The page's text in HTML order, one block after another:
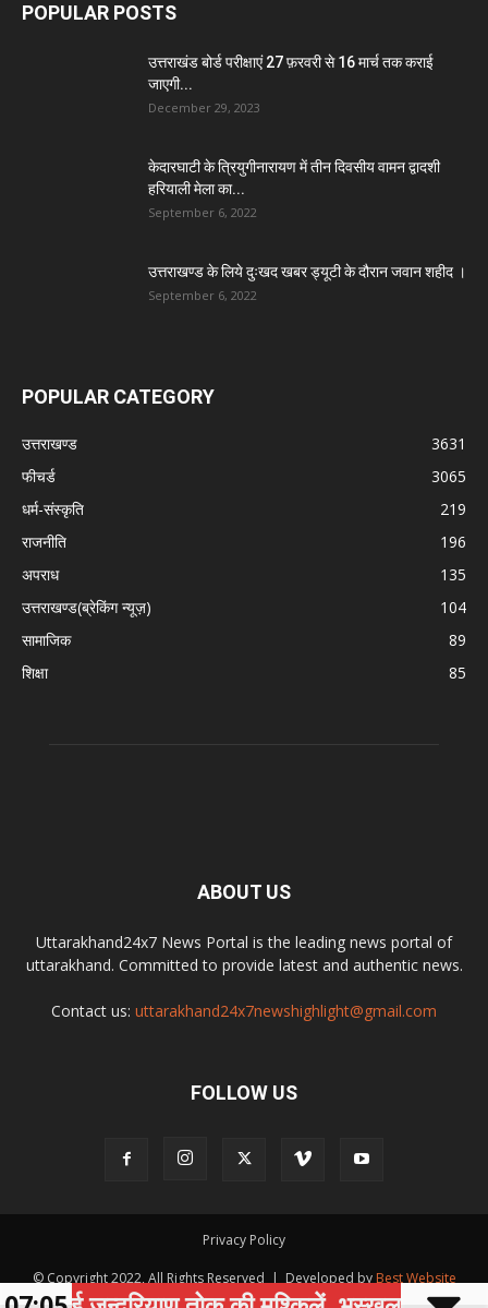
POPULAR POSTS
उत्तराखंड बोर्ड परीक्षाएं 27 फ़रवरी से 16 मार्च तक कराई
जाएगी...
December 29, 2023
केदारघाटी के त्रियुगीनारायण में तीन दिवसीय वामन द्वादशी
हरियाली मेला का...
September 6, 2022
उत्तराखण्ड के लिये दुःखद खबर ड्यूटी के दौरान जवान शहीद ।
September 6, 2022
POPULAR CATEGORY
उत्तराखण्ड
3631
फीचर्ड
3065
धर्म-संस्कृति
219
राजनीति
196
अपराध
135
उत्तराखण्ड(ब्रेकिंग न्यूज़)
104
सामाजिक
89
शिक्षा
85
ABOUT US
Uttarakhand24x7 News Portal is the leading news portal of
uttarakhand. Committed to provide latest and authentic news.
Contact us: uttarakhand24x7newshighlight@gmail.com
FOLLOW US
Privacy Policy
© Copyright 2022, All Rights Reserved | Developed by Best Website
Development Company